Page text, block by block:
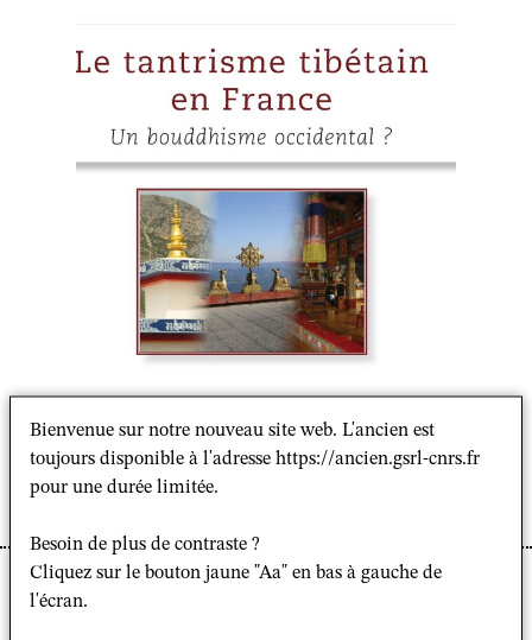
Cécile Campergue
Bienvenue sur notre nouveau site web. L'ancien est
toujours disponible à l'adresse https://ancien.gsrl-cnrs.fr
pour une durée limitée.
Besoin de plus de contraste ?
Cliquez sur le bouton jaune "Aa" en bas à gauche de
l'écran.